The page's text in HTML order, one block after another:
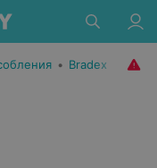
• Bradex